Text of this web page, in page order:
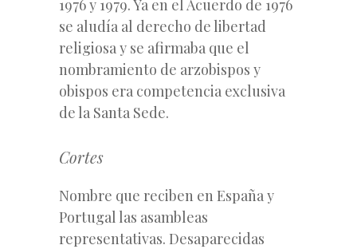
1976 y 1979. Ya en el Acuerdo de 1976
se aludía al derecho de libertad
religiosa y se afirmaba que el
nombramiento de arzobispos y
obispos era competencia exclusiva
de la Santa Sede.
Cortes
Nombre que reciben en España y
Portugal las asambleas
representativas. Desaparecidas